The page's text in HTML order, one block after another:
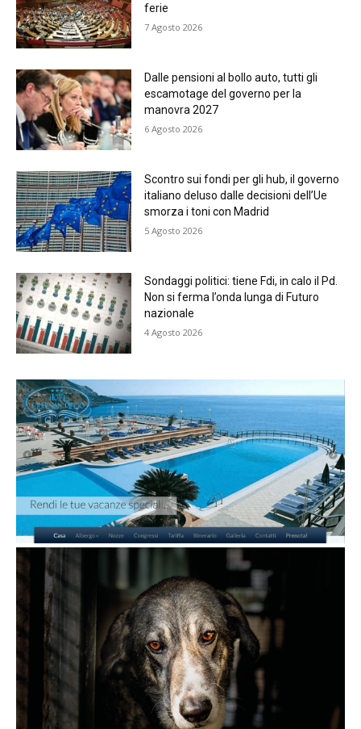
ferie
7 Agosto 2026
Dalle pensioni al bollo auto, tutti gli
escamotage del governo per la
manovra 2027
6 Agosto 2026
Scontro sui fondi per gli hub, il governo
italiano deluso dalle decisioni dell’Ue
smorza i toni con Madrid
5 Agosto 2026
Sondaggi politici: tiene Fdi, in calo il Pd.
Non si ferma l’onda lunga di Futuro
nazionale
4 Agosto 2026